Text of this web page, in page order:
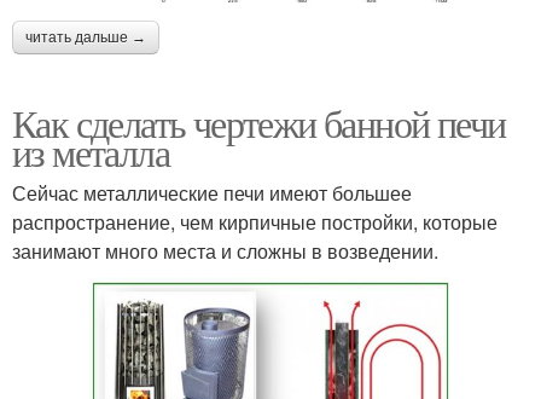
читать дальше →
Как сделать чертежи банной печи
из металла
Сейчас металлические печи имеют большее
распространение, чем кирпичные постройки, которые
занимают много места и сложны в возведении.